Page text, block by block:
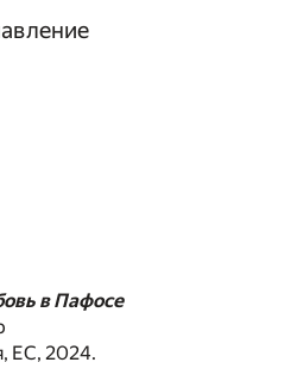
в Пафосе
ЕС, 2024.